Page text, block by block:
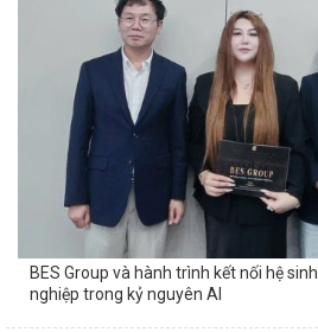
BES Group và hành trình kết nối hệ
nghiệp trong kỷ nguyên AI